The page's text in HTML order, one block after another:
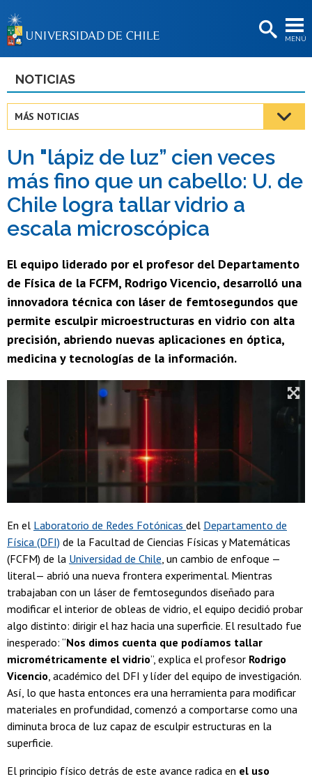
MENÚ
BIBLIOTECAS
Estudiantes
Académicas/os
Funcionarias/os
Egresadas/os
NOTICIAS
MÁS NOTICIAS
Un "lápiz de luz” cien veces
más fino que un cabello: U. de
Chile logra tallar vidrio a
escala microscópica
El equipo liderado por el profesor del Departamento
de Física de la FCFM, Rodrigo Vicencio, desarrolló una
innovadora técnica con láser de femtosegundos que
permite esculpir microestructuras en vidrio con alta
precisión, abriendo nuevas aplicaciones en óptica,
medicina y tecnologías de la información.
En el Laboratorio de Redes Fotónicas del Departamento de
Física (DFI) de la Facultad de Ciencias Físicas y Matemáticas
(FCFM) de la Universidad de Chile, un cambio de enfoque —
literal— abrió una nueva frontera experimental. Mientras
trabajaban con un láser de femtosegundos diseñado para
modificar el interior de obleas de vidrio, el equipo decidió probar
algo distinto: dirigir el haz hacia una superficie. El resultado fue
inesperado: “Nos dimos cuenta que podíamos tallar
micrométricamente el vidrio”, explica el profesor Rodrigo
Vicencio, académico del DFI y líder del equipo de investigación.
Así, lo que hasta entonces era una herramienta para modificar
materiales en profundidad, comenzó a comportarse como una
diminuta broca de luz capaz de esculpir estructuras en la
superficie.
El principio físico detrás de este avance radica en el uso